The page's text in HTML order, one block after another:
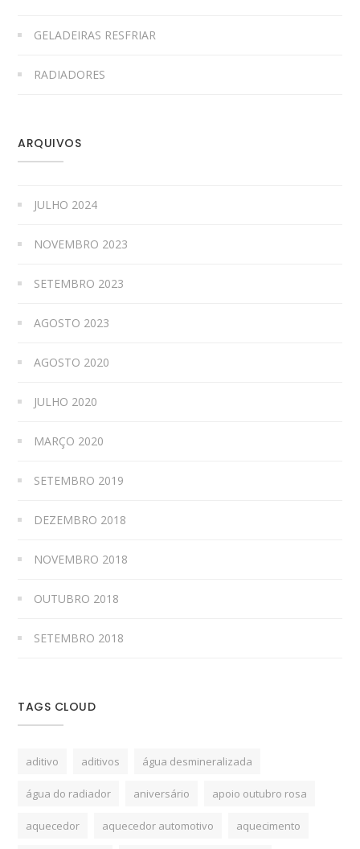
GELADEIRAS RESFRIAR
RADIADORES
ARQUIVOS
JULHO 2024
NOVEMBRO 2023
SETEMBRO 2023
AGOSTO 2023
AGOSTO 2020
JULHO 2020
MARÇO 2020
SETEMBRO 2019
DEZEMBRO 2018
NOVEMBRO 2018
OUTUBRO 2018
SETEMBRO 2018
TAGS CLOUD
aditivo aditivos água desmineralizada
água do radiador aniversário apoio outubro rosa
aquecedor aquecedor automotivo aquecimento